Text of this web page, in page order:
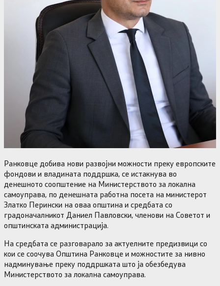
Ранковце добива нови развојни можности преку европските
фондови и владината поддршка, се истакнува во
денешното соопштение на Министерството за локална
самоуправа, по денешната работна посета на министерот
Златко Перински на оваа општина и средбата со
градоначалникот Даниел Павловски, членови на Советот и
општинската администрација.
На средбата се разговарало за актуелните предизвици со
кои се соочува Општина Ранковце и можностите за нивно
надминување преку поддршката што ја обезбедува
Министерството за локална самоуправа.